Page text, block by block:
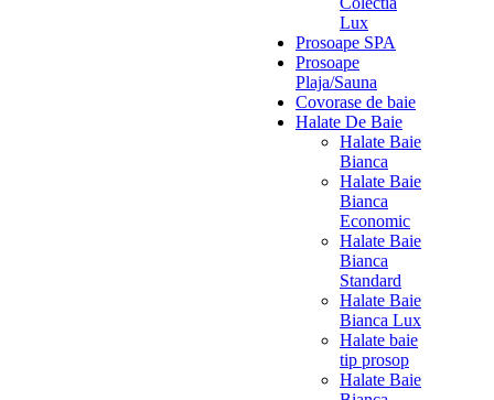
Lux
Prosoape SPA
Prosoape
Plaja/Sauna
Covorase de baie
Halate De Baie
Halate Baie
Bianca
Halate Baie
Bianca
Economic
Halate Baie
Bianca
Standard
Halate Baie
Bianca Lux
Halate baie
tip prosop
Halate Baie